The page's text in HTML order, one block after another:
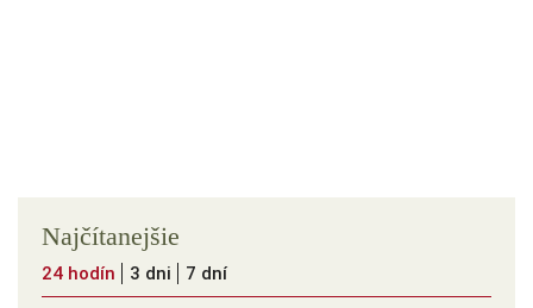
Najčítanejšie
24 hodín 3 dni 7 dní